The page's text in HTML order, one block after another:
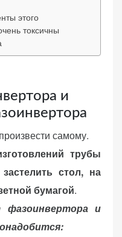
этого
токсичны
и
самому.
трубы
стол, на
бумагой.
и